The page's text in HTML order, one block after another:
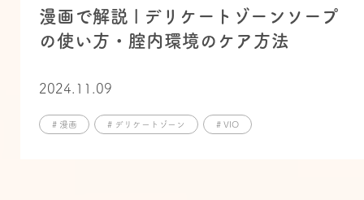
漫画で解説 | デリケートゾーンソープ
の使い方・腟内環境のケア方法
2024.11.09
# 漫画 # デリケートゾーン # VIO